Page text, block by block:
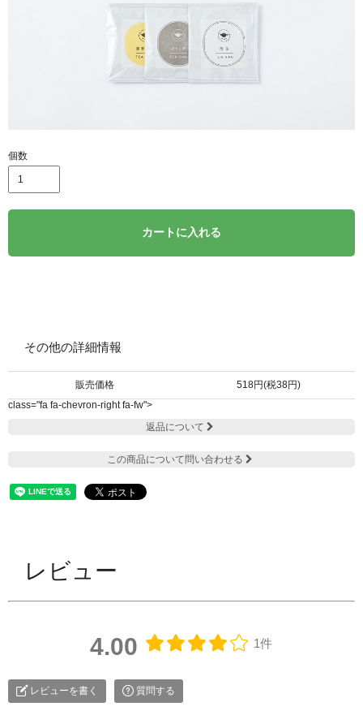
個数
カートに入れる
その他の詳細情報
販売価格
518円(税38円)
class="fa fa-chevron-right fa-fw">
返品について
この商品について問い合わせる
レビュー
4.00 1件
レビューを書く 質問する